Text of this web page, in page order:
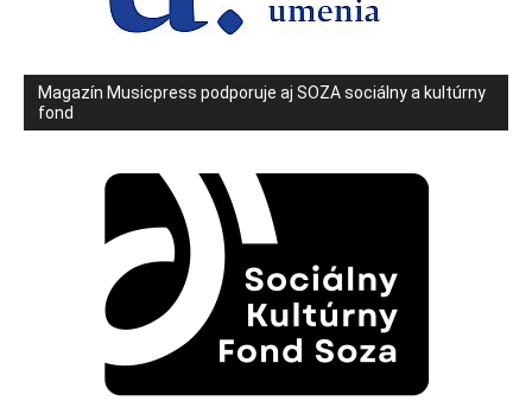
Magazín Musicpress podporuje aj SOZA sociálny a kultúrny
fond